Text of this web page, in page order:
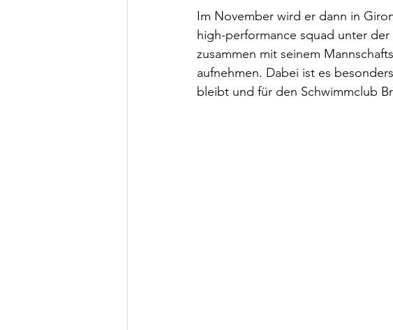
Im November wird er dann in
high-performance squad unter
zusammen mit seinem
aufnehmen. Dabei ist es
bleibt und für den Schwimmclub